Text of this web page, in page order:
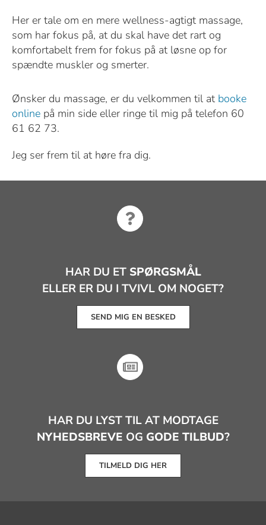
Her er tale om en mere wellness-agtigt massage,
som har fokus på, at du skal have det rart og
komfortabelt frem for fokus på at løsne op for
spændte muskler og smerter.
Ønsker du massage, er du velkommen til at booke
online på min side eller ringe til mig på telefon 60
61 62 73.
Jeg ser frem til at høre fra dig.
HAR DU ET SPØRGSMÅL
ELLER ER DU I TVIVL OM NOGET?
SEND MIG EN BESKED
HAR DU LYST TIL AT MODTAGE
NYHEDSBREVE OG GODE TILBUD?
TILMELD DIG HER